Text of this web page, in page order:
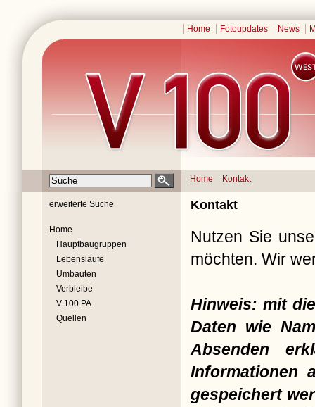
Home Fotoupdates News
Home Kontakt
erweiterte Suche
Home
Hauptbaugruppen
Lebensläufe
Umbauten
Verbleibe
V 100 PA
Quellen
Kontakt
Nutzen Sie
möchten. Wir
Hinweis: mit
Daten wie
Absenden
Informationen
gespeichert